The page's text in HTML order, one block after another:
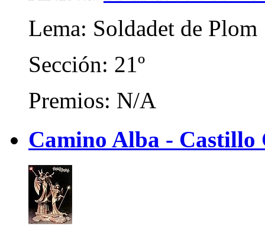
Lema: Soldadet de Plom
Sección: 21º
Premios: N/A
Camino Alba - Castillo